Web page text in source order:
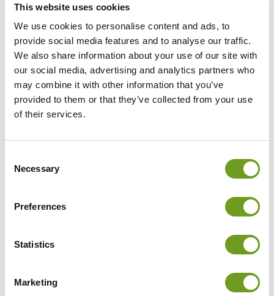
This website uses cookies
We use cookies to personalise content and ads, to
provide social media features and to analyse our traffic.
We also share information about your use of our site with
our social media, advertising and analytics partners who
may combine it with other information that you’ve
provided to them or that they’ve collected from your use
of their services.
Selection
Necessary
Preferences
Statistics
Marketing
E-Mail. Anschließend wird das CUREO-System an
CUREO Start
Ihre Mitarbeiter lernen unser Service-Team kennen
und erhalten wertvolle Informationen für einen
schnellen, erfolgreichen Einstieg in die VR-
Therapie.
CUREO Praxisphase
Sie integrieren CUREO in den Praxisalltag. Das
digitale CUREO Center mit zahlreichen
spielerisch leichten Einstieg.
In einem individuell terminierten Vertiefungsmodul
mit unserem Team werden Ihre Fachkräfte weiter
Spezialisten für die VR-Therapie mit CUREO.